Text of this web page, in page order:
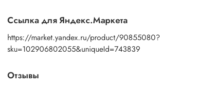
Ссылка для Яндекс.Маркета
https://market.yandex.ru/product/90855080?
sku=102906802055&uniqueId=743839
Отзывы